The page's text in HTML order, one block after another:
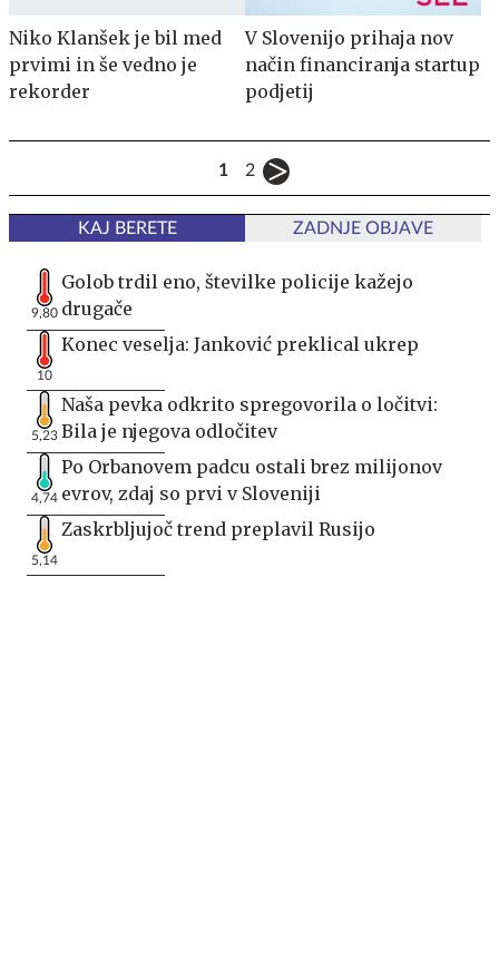
Niko Klanšek je bil med
prvimi in še vedno je
rekorder
V Slovenijo prihaja nov
način financiranja startup
podjetij
1 2
KAJ BERETE ZADNJE OBJAVE
9,80
Golob trdil eno, številke policije kažejo
drugače
10
Konec veselja: Janković preklical ukrep
5,23
Naša pevka odkrito spregovorila o ločitvi:
Bila je njegova odločitev
4,74
Po Orbanovem padcu ostali brez milijonov
evrov, zdaj so prvi v Sloveniji
5,14
Zaskrbljujoč trend preplavil Rusijo